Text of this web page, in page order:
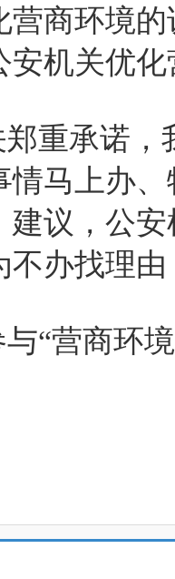
营商环境
安机关优
重承诺
马上办
建议，公
不办找理
“营商环